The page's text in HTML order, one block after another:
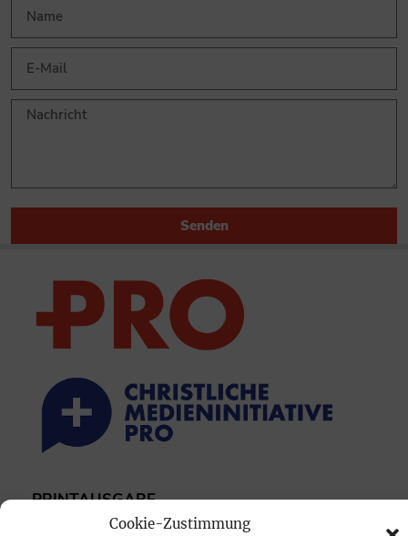
Cookie-Zustimmung
Senden
PRINTAUSGABE
Mediadaten